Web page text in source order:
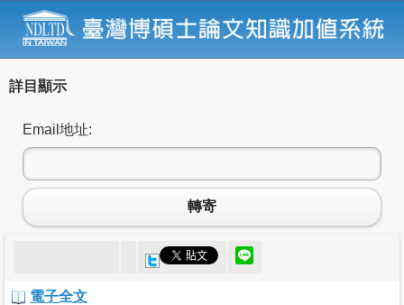
詳目顯示
Email地址:
轉寄
電子全文